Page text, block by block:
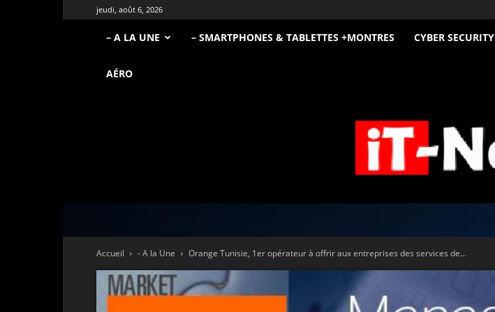
jeudi, août 6, 2026
– A LA UNE – SMARTPHONES & TABLETTES +MONTRES CYBER SECURITY
AÉRO
iT
Accueil
- A la Une Orange Tunisie, 1er opérateur à offrir aux entreprises des services de...